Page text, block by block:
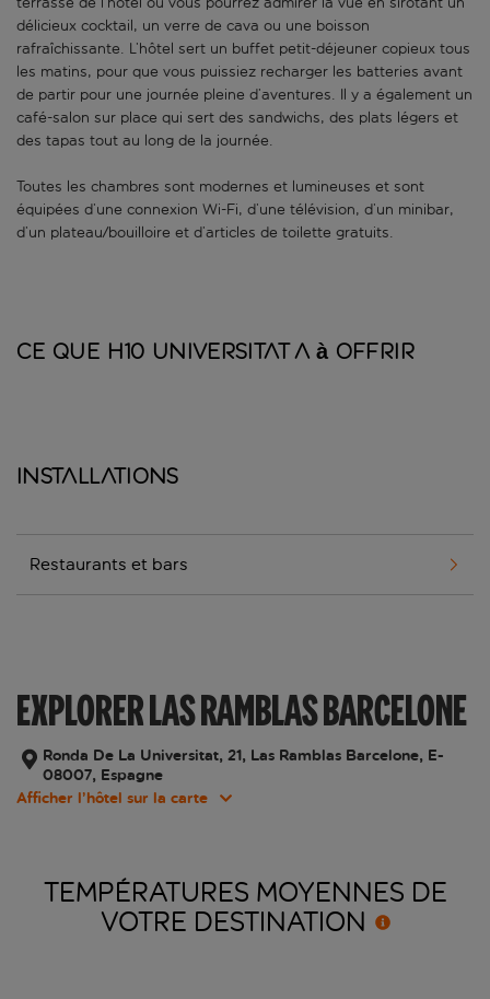
délicieux cocktail, un verre de cava ou une boisson
rafraîchissante. L’hôtel sert un buffet petit-déjeuner copieux tous
les matins, pour que vous puissiez recharger les batteries avant
de partir pour une journée pleine d’aventures. Il y a également un
café-salon sur place qui sert des sandwichs, des plats légers et
des tapas tout au long de la journée.
Toutes les chambres sont modernes et lumineuses et sont
équipées d’une connexion Wi-Fi, d’une télévision, d’un minibar,
d’un plateau/bouilloire et d’articles de toilette gratuits.
Ce que H10 Universitat a à offrir
Installations
Restaurants et bars
EXPLORER LAS RAMBLAS BARCELONE
Ronda De La Universitat, 21, Las Ramblas Barcelone, E-
08007, Espagne
Afficher l’hôtel sur la carte
TEMPÉRATURES MOYENNES DE
VOTRE DESTINATION